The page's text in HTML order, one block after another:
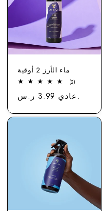
ماء الأرز 2 أوقية
(2)
الاستعراضات
سعر عادي 3.99 ر.س.